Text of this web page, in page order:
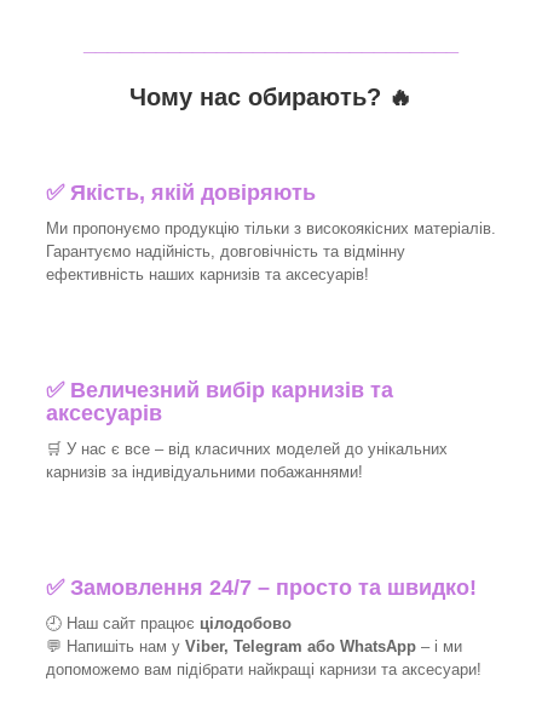
Чому нас обирають? 🔥
✅Якість, якій довіряють
Ми пропонуємо продукцію тільки з високоякісних матеріалів.
Гарантуємо надійність, довговічність та відмінну
ефективність наших карнизів та аксесуарів!​
✅ Величезний вибір карнизів та
аксесуарів
🛒 У нас є все – від класичних моделей до унікальних
карнизів за індивідуальними побажаннями!​
✅Замовлення 24/7 – просто та швидко!
🕘 Наш сайт працює цілодобово
💬 Напишіть нам у Viber, Telegram або WhatsApp – і ми
допоможемо вам підібрати найкращі карнизи та аксесуари!